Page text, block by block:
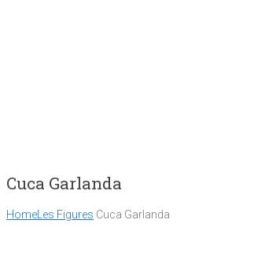
Cuca Garlanda
Home Les Figures Cuca Garlanda